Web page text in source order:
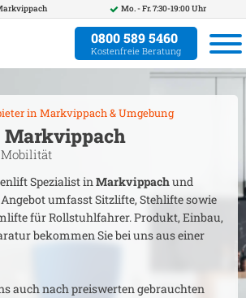
Mo. - Fr. 7:30-19:00 Uhr
0800 589 5460
Kostenfreie Beratung
in Markvippach& Umgebung
Markvippach
Spezialist inMarkvippachund
umfasst Sitzlifte, Stehlifte sowie
für Rollstuhlfahrer. Produkt, Einbau,
bekommen Sie bei uns aus einer
auch nach preiswerten gebrauchten